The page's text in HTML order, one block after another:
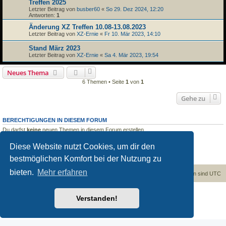
Diese Website nutzt Cookies, um dir den
bestmöglichen Komfort bei der Nutzung zu
bieten. Mehr erfahren
Verstanden!
Treffen 2025
Letzter Beitrag von busber60 « So 29. Dez 2024, 12:20
Antworten: 1
Änderung XZ Treffen 10.08-13.08.2023
Letzter Beitrag von XZ-Ernie « Fr 10. Mär 2023, 14:10
Stand März 2023
Letzter Beitrag von XZ-Ernie « Sa 4. Mär 2023, 19:54
Neues Thema
6 Themen • Seite 1 von 1
Gehe zu
BERECHTIGUNGEN IN DIESEM FORUM
Du darfst keine neuen Themen in diesem Forum erstellen.
Du darfst deine Beiträge in diesem Forum nicht ändern.
Du darfst deine Beiträge in diesem Forumnichtlöschen.
Du darfstkeine Dateianhänge in diesem Forum erstellen.
Foren-Übersicht Alle Zeiten sind UTC
Kontakt
Powered by
® Forum Software © phpBB Limited
Deutsche Übersetzung durch
Datenschutz|Nutzungsbedingungen